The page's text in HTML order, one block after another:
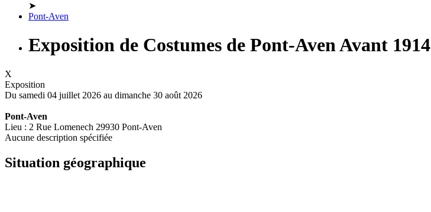
➤
Pont-Aven
Exposition de Costumes de Pont-Aven Avant 1914
X
Exposition
Du samedi 04 juillet 2026 au dimanche 30 août 2026
Pont-Aven
Lieu : 2 Rue Lomenech 29930 Pont-Aven
Aucune description spécifiée
Situation géographique